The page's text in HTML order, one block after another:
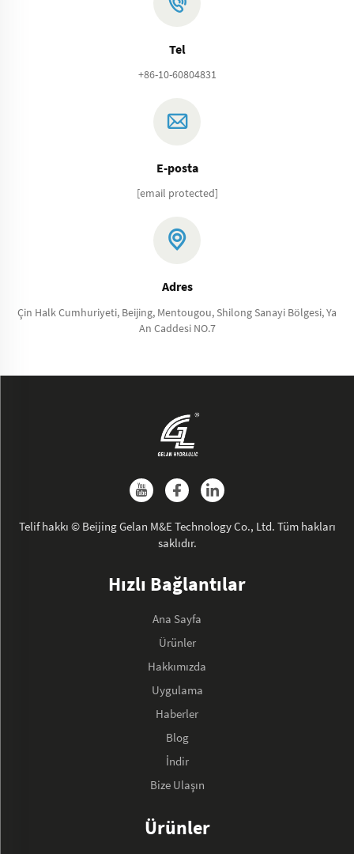
Tel
+86-10-60804831
E-posta
[email protected]
Adres
Çin Halk Cumhuriyeti, Beijing, Mentougou, Shilong Sanayi Bölgesi, Ya
An Caddesi NO.7
Telif hakkı © Beijing Gelan M&E Technology Co., Ltd. Tüm hakları
saklıdır.
Hızlı Bağlantılar
Ana Sayfa
Ürünler
Hakkımızda
Uygulama
Haberler
Blog
İndir
Bize Ulaşın
Ürünler